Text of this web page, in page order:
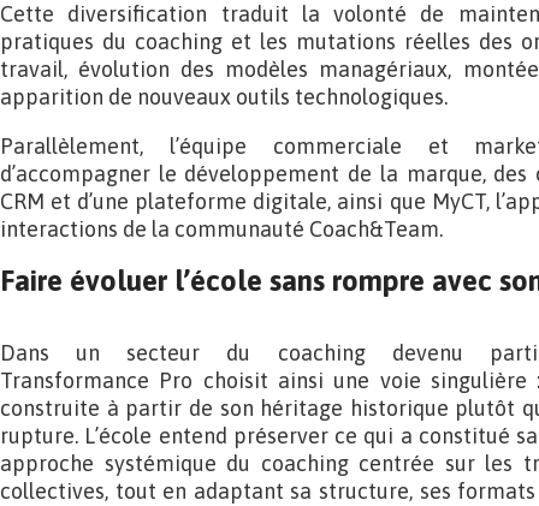
Cette diversification traduit la volonté de
pratiques du coaching et les mutations réelles des
travail, évolution des modèles managériaux,
apparition de nouveaux outils technologiques.
Parallèlement, l’équipe commerciale et
d’accompagner le développement de la marque,
CRM et d’une plateforme digitale, ainsi que MyCT,
interactions de la communauté Coach&Team.
Faire évoluer l’école sans rompre avec
Dans un secteur du coaching devenu
Transformance Pro choisit ainsi une voie singulière
construite à partir de son héritage historique plutôt
rupture. L’école entend préserver ce qui a constitué
approche systémique du coaching centrée sur les
collectives, tout en adaptant sa structure, ses